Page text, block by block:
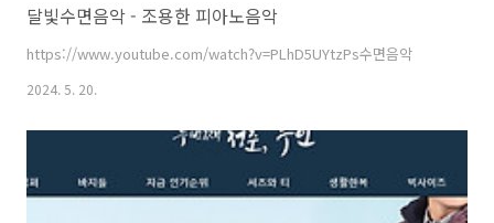
달빛수면음악 - 조용한 피아노음악
https://www.youtube.com/watch?v=PLhD5UYtzPs수면음악
2024. 5. 20.